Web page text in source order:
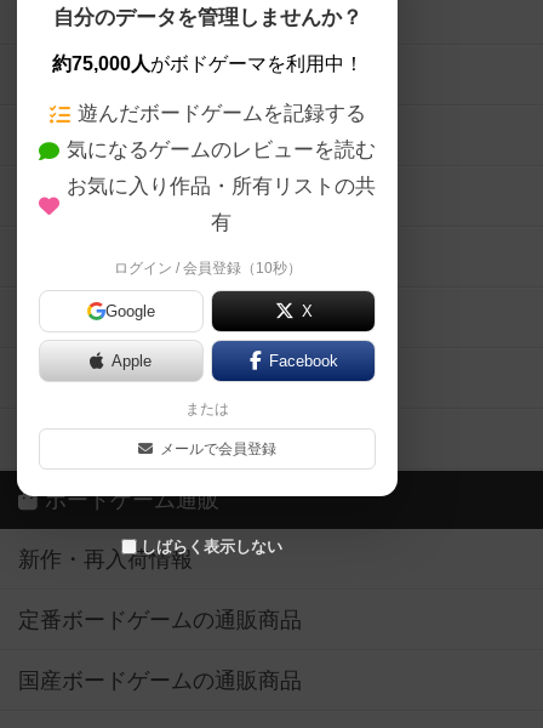
自分のデータを管理しませんか？
約75,000人がボドゲーマを利用中！
遊んだボードゲームを記録する
気になるゲームのレビューを読む
お気に入り作品・所有リストの共
有
ログイン / 会員登録（10秒）
Google X
Apple Facebook
または
メールで会員登録
しばらく表示しない
ボードゲームを検索する
ボードゲームの新着レビュー
ボードゲーム会情報
メカニクス特集
掲示板・トピックス
ボドとも・会員一覧
ボードゲーム業界コラム
ボドゲーマご利用案内
ボードゲーム通販
新作・再入荷情報
定番ボードゲームの通販商品
国産ボードゲームの通販商品